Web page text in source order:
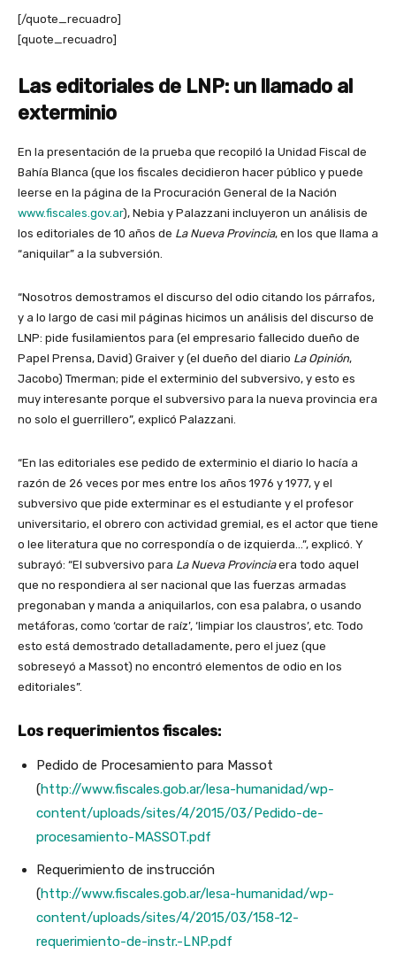
[/quote_recuadro]
[quote_recuadro]
Las editoriales de LNP: un llamado al
exterminio
En la presentación de la prueba que recopiló la Unidad Fiscal de
Bahía Blanca (que los fiscales decidieron hacer público y puede
leerse en la página de la Procuración General de la Nación
www.fiscales.gov.ar), Nebia y Palazzani incluyeron un análisis de
los editoriales de 10 años de La Nueva Provincia, en los que llama a
“aniquilar” a la subversión.
“Nosotros demostramos el discurso del odio citando los párrafos,
y a lo largo de casi mil páginas hicimos un análisis del discurso de
LNP: pide fusilamientos para (el empresario fallecido dueño de
Papel Prensa, David) Graiver y (el dueño del diario La Opinión,
Jacobo) Tmerman; pide el exterminio del subversivo, y esto es
muy interesante porque el subversivo para la nueva provincia era
no solo el guerrillero”, explicó Palazzani.
“En las editoriales ese pedido de exterminio el diario lo hacía a
razón de 26 veces por mes entre los años 1976 y 1977, y el
subversivo que pide exterminar es el estudiante y el profesor
universitario, el obrero con actividad gremial, es el actor que tiene
o lee literatura que no correspondía o de izquierda…”, explicó. Y
subrayó: “El subversivo para La Nueva Provinciaera todo aquel
que no respondiera al ser nacional que las fuerzas armadas
pregonaban y manda a aniquilarlos, con esa palabra, o usando
metáforas, como ‘cortar de raíz’, ‘limpiar los claustros’, etc. Todo
esto está demostrado detalladamente, pero el juez (que
sobreseyó a Massot) no encontró elementos de odio en los
editoriales”.
Los requerimientos fiscales:
Pedido de Procesamiento para Massot
(http://www.fiscales.gob.ar/lesa-humanidad/wp-
content/uploads/sites/4/2015/03/Pedido-de-
procesamiento-MASSOT.pdf
Requerimiento de instrucción
(http://www.fiscales.gob.ar/lesa-humanidad/wp-
content/uploads/sites/4/2015/03/158-12-
requerimiento-de-instr.-LNP.pdf